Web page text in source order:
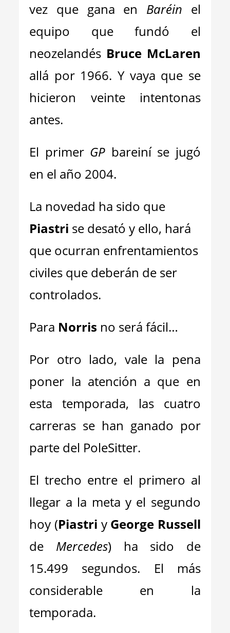
vez que gana en Baréin el
equipo que fundó el
neozelandés Bruce McLaren
allá por 1966. Y vaya que se
hicieron veinte intentonas
antes.
El primer GP bareiní se jugó
en el año 2004.
La novedad ha sido que
Piastri se desató y ello, hará
que ocurran enfrentamientos
civiles que deberán de ser
controlados.
Para Norris no será fácil…
Por otro lado, vale la pena
poner la atención a que en
esta temporada, las cuatro
carreras se han ganado por
parte del PoleSitter.
El trecho entre el primero al
llegar a la meta y el segundo
hoy (Piastri y George Russell
de Mercedes) ha sido de
15.499 segundos. El más
considerable en la
temporada.